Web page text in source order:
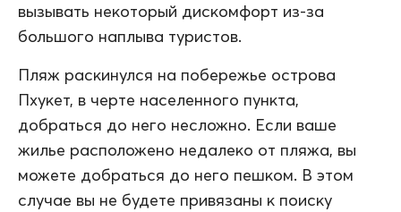
вызывать некоторый дискомфорт из-за
большого наплыва туристов.
Пляж раскинулся на побережье острова
Пхукет, в черте населенного пункта,
добраться до него несложно. Если ваше
жилье расположено недалеко от пляжа, вы
можете добраться до него пешком. В этом
случае вы не будете привязаны к поиску